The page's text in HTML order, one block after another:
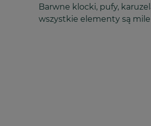
Barwne klocki, pufy,
wszystkie elementy są